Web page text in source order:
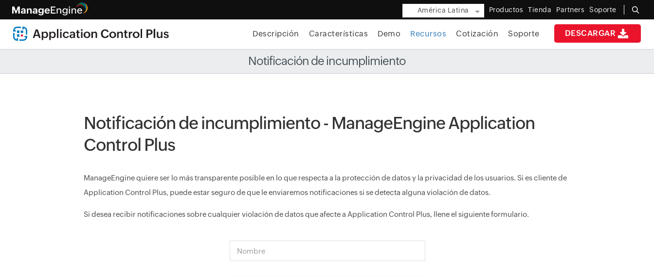
América Latina Productos Tienda Partners Soporte
DESCARGAR
Descripción Características Demo Recursos Cotización Soporte
Notificación de incumplimiento
Notificación de incumplimiento - ManageEngine Application
Control Plus
ManageEngine quiere ser lo más transparente posible en lo que respecta a la protección de datos y la privacidad de los usuarios. Si es cliente de
Application Control Plus, puede estar seguro de que le enviaremos notificaciones si se detecta alguna violación de datos.
Si desea recibir notificaciones sobre cualquier violación de datos que afecte a Application Control Plus, llene el siguiente formulario.
Nombre